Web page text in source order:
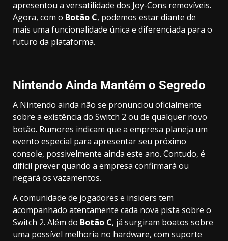
apresentou a versatilidade dos Joy-Cons removíveis.
Agora, com o Botão C, podemos estar diante de
mais uma funcionalidade única e diferenciada para o
futuro da plataforma.
Nintendo Ainda Mantém o Segredo
A Nintendo ainda não se pronunciou oficialmente
sobre a existência do Switch 2 ou de qualquer novo
botão. Rumores indicam que a empresa planeja um
evento especial para apresentar seu próximo
console, possivelmente ainda este ano. Contudo, é
difícil prever quando a empresa confirmará ou
negará os vazamentos.
A comunidade de jogadores e insiders tem
acompanhado atentamente cada nova pista sobre o
Switch 2. Além do Botão C, já surgiram boatos sobre
uma possível melhoria no hardware, com suporte